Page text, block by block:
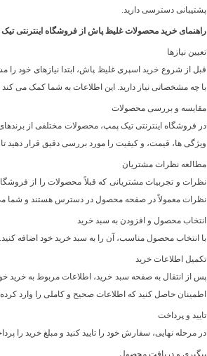
پشتیبانی دسترسی دارید.
راهنمای خرید محصولات غلیظ پاش از فروشگاه اینترنتی
تعیین نیازها
قبل از شروع خرید اسپری غلیظ پاش، ابتدا نیازهای خود
با چه مشخصاتی نیاز دارید. این اطلاعات به شما کمک می‌ کند
مقایسه و بررسی محصولات
در فروشگاه اینترنتی تیک پمپ، محصولات مختلفی از
ویژگی‌ ها، قیمت، و کیفیت را مورد بررسی دقیق قرار دهید تا
مطالعه نظرات مشتریان
نظرات و تجربیات مشتریانی که قبلاً محصولات را از
نظرات معمولاً در صفحه محصول در دسترس هستند و شما می‌
انتخاب محصول و افزودن به سبد خرید
با انتخاب محصول مناسب، آن را به سبد خرید خود اضافه کنید.
تکمیل اطلاعات خرید
پس از انتقال به صفحه سبد خرید، اطلاعات مربوط به خرید
اطمینان حاصل کنید که اطلاعات صحیح و کاملی را وارد کرده‌
تایید و پرداخت
در مرحله نهایی، سفارش خود را تایید کنید و مبلغ خرید را
پیگیری و دریافت محصول